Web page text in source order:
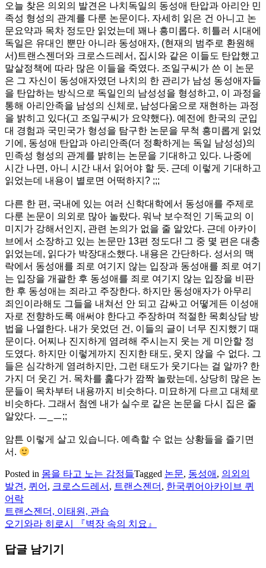
오늘 찾은 의외의 발견은 나치독일의 동성애 탄압과 아리안 민
족성 형성의 관계를 다룬 논문이다. 자세히 읽은 건 아니고 논
문요약과 목차 정도만 읽었는데 꽤나 흥미롭다. 히틀러 시대에
독일은 유대인 뿐만 아니라 동성애자, (현재의 범주로 환원해
서)트랜스젠더와 크로스드레서, 집시와 같은 이들도 탄압했고
말살정책에 따라 많은 이들을 죽였다. 조일구씨가 쓴 이 논문
은 그 자신이 동성애자였던 나치의 한 관리가 남성 동성애자들
을 탄압하는 방식으로 독일인의 남성성을 형성하고, 이 과정을
통해 아리안족을 남성의 신체로, 남성다움으로 재현하는 과정
을 밝히고 있다(고 조일구씨가 요약했다). 예전에 한국의 군입
대 경험과 국민국가 형성을 탐구한 논문을 무척 흥미롭게 읽었
기에, 동성애 탄압과 아리안족(더 정확하게는 독일 남성성)의
민족성 형성의 관계를 밝히는 논문을 기대하고 있다. 나중에
시간 나면, 아니 시간 내서 읽어야 할 듯. 근데 이렇게 기대하고
읽었는데 내용이 별로면 어떡하지? ;;;
다른 한 편, 국내에 있는 여러 신학대학에서 동성애를 주제로
다룬 논문이 의외로 많아 놀랐다. 워낙 보수적인 기독교의 이
미지가 강해서인지, 관련 논의가 없을 줄 알았다. 근데 아카이
브에서 소장하고 있는 논문만 13편 정도다! 그 중 몇 편은 대충
읽었는데, 읽다가 박장대소했다. 내용은 간단하다. 성서의 맥
락에서 동성애를 죄로 여기지 않는 입장과 동성애를 죄로 여기
는 입장을 개괄한 후 동성애를 죄로 여기지 않는 입장을 비판
한 후 동성애는 죄라고 주장한다. 하지만 동성애자가 아무리
죄인이라해도 그들을 내쳐선 안 되고 감싸고 어떻게든 이성애
자로 전향하도록 애써야 한다고 주장하며 적절한 목회상담 방
법을 나열한다. 내가 웃었던 건, 이들의 글이 너무 진지했기 때
문이다. 어찌나 진지하게 염려해 주시는지 웃는 게 미안할 정
도였다. 하지만 이렇게까지 진지한 태도, 웃지 않을 수 없다. 그
들은 심각하게 염려하지만, 그런 태도가 웃기다는 걸 알까? 한
가지 더 웃긴 거. 목차를 훑다가 깜짝 놀랐는데, 상당히 많은 논
문들이 목차부터 내용까지 비슷하다. 미묘하게 다르고 대체로
비슷하다. 그래서 첨엔 내가 실수로 같은 논문을 다시 집은 줄
알았다. ㅡ_ㅡ;;
암튼 이렇게 살고 있습니다. 예측할 수 없는 상황들을 즐기면
서.
Posted in 몸을 타고 노는 감정들Tagged 논문, 동성애 , 의외의
발견, 퀴어 , 크로스드레서 , 트랜스젠더 , 한국퀴어아카이브 퀴
어락
글
색
트랜스젠더, 이태원, 관습
오기와라 히로시 『벽장 속의 치요』
답글 남기기